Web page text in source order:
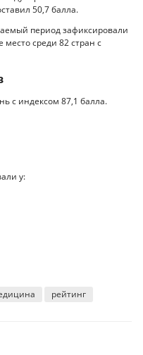
50,7 балла.
период зафиксировали
место среди 82 стран с
с индексом 87,1 балла.
у:
рейтинг
при открытии депозитов
хорошую новость о